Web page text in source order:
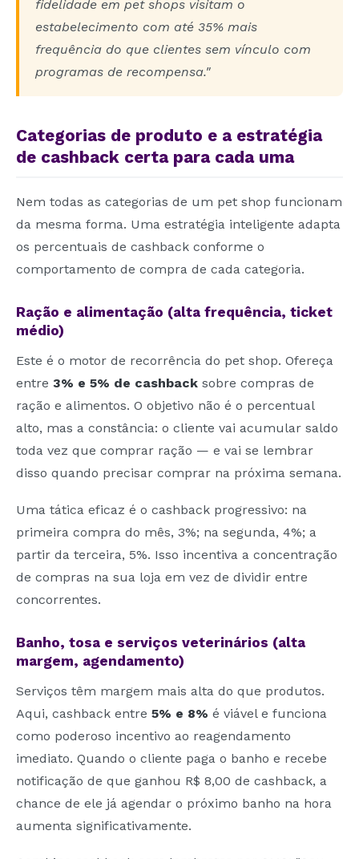
fidelidade em pet shops visitam o
estabelecimento com até 35% mais
frequência do que clientes sem vínculo com
programas de recompensa."
Categorias de produto e a estratégia
de cashback certa para cada uma
Nem todas as categorias de um pet shop funcionam
da mesma forma. Uma estratégia inteligente adapta
os percentuais de cashback conforme o
comportamento de compra de cada categoria.
Ração e alimentação (alta frequência, ticket
médio)
Este é o motor de recorrência do pet shop. Ofereça
entre 3% e 5% de cashback sobre compras de
ração e alimentos. O objetivo não é o percentual
alto, mas a constância: o cliente vai acumular saldo
toda vez que comprar ração — e vai se lembrar
disso quando precisar comprar na próxima semana.
Uma tática eficaz é o cashback progressivo: na
primeira compra do mês, 3%; na segunda, 4%; a
partir da terceira, 5%. Isso incentiva a concentração
de compras na sua loja em vez de dividir entre
concorrentes.
Banho, tosa e serviços veterinários (alta
margem, agendamento)
Serviços têm margem mais alta do que produtos.
Aqui, cashback entre 5% e 8% é viável e funciona
como poderoso incentivo ao reagendamento
imediato. Quando o cliente paga o banho e recebe
notificação de que ganhou R$ 8,00 de cashback, a
chance de ele já agendar o próximo banho na hora
aumenta significativamente.